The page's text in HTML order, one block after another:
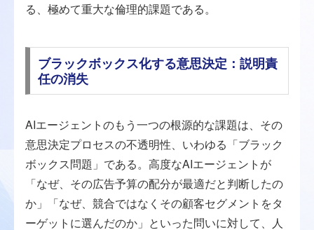
る、極めて重大な倫理的課題である。
ブラックボックス化する意思決定：説明責
任の消失
AIエージェントのもう一つの根源的な課題は、その
意思決定プロセスの不透明性、いわゆる「ブラック
ボックス問題」である。高度なAIエージェントが
「なぜ、その広告予算の配分が最適だと判断したの
か」「なぜ、競合ではなくその顧客セグメントをタ
ーゲットに選んだのか」といった問いに対して、人